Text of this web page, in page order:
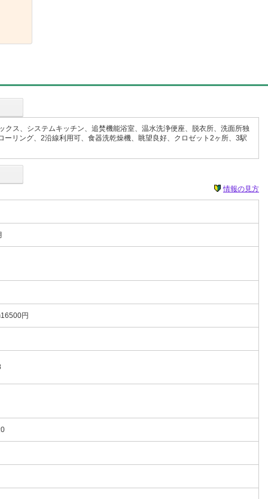
ス、システムキッチン、追焚機能浴室、温水洗浄便座、脱衣所、洗面所独
リング、2沿線利用可、食器洗乾燥機、眺望良好、クロゼット2ヶ所、3駅
情報の見方
円